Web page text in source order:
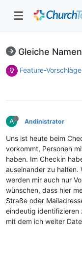
Gleiche
Feature-
A Andinistrator
Uns ist heute beim
vorkommt, Personen
haben. Im Checkin
auseinander zu halten.
werden mir auch nur
wünschen, dass hier
Straße oder
eindeutig identifizieren
mit dem ich weiter